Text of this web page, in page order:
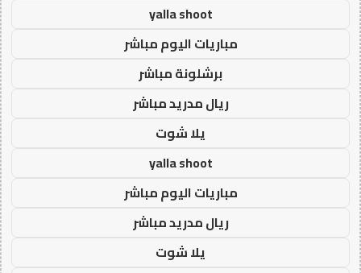
yalla shoot
مباريات اليوم مباشر
برشلونة مباشر
ريال مدريد مباشر
يلا شوت
yalla shoot
مباريات اليوم مباشر
ريال مدريد مباشر
يلا شوت